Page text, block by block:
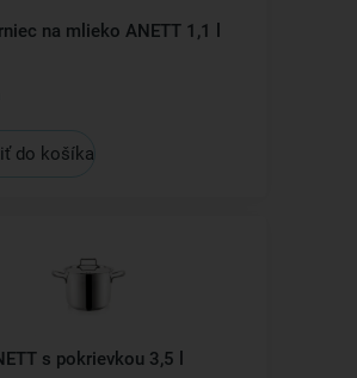
na mlieko ANETT 1,1 l
do košíka
s pokrievkou 3,5 l